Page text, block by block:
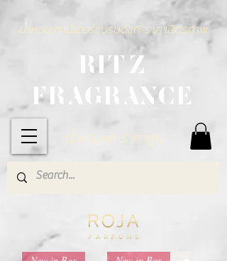
RITZ
FRAGRANCE
น้ำหอมแท้ ราคาถูก
น้ำหอมเคาน์เตอร์แบรนด์แท้ ราคามิตรภาพ